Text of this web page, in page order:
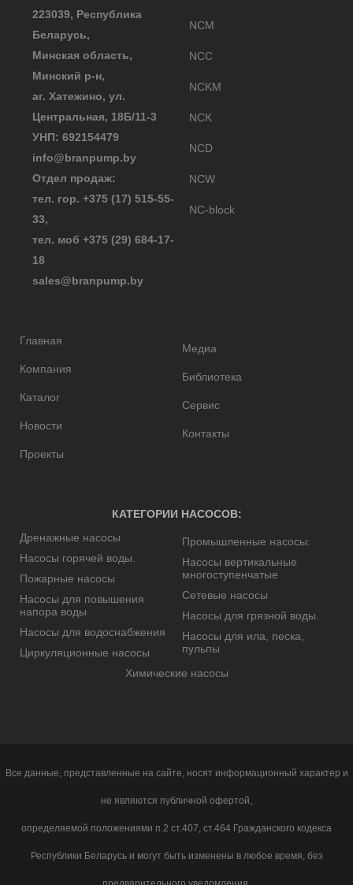
223039, Республика
Беларусь,
Минская область,
Минский р-н,
аг. Хатежино, ул.
Центральная, 18Б/11-3
УНП: 692154479
info@branpump.by
Отдел продаж:
тел. гор. +375 (17) 515-55-
33,
тел. моб +375 (29) 684-17-
18
sales@branpump.by
Главная
Компания
Каталог
Новости
Проекты
Медиа
Библиотека
Сервис
Контакты
NCM
NCC
NCKM
NCK
NCD
NCW
NC-block
КАТЕГОРИИ НАСОСОВ:
Дренажные насосы
Насосы горячей воды.
Пожарные насосы
Насосы для повышения
напора воды
Насосы для водоснабжения
Циркуляционные насосы
Промышленные насосы:
Насосы вертикальные
многоступенчатые
Сетевые насосы
Насосы для грязной воды.
Насосы для ила, песка,
пульпы
Химические насосы
Все данные, представленные на сайте, носят информационный характер и
не являются публичной офертой,
определяемой положениями п.2 ст.407, ст.464 Гражданского кодекса
Республики Беларусь и могут быть изменены в любое время, без